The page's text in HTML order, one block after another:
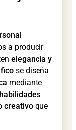
a producir
elegancia y
se diseña
mediante
habilidades
creativo que